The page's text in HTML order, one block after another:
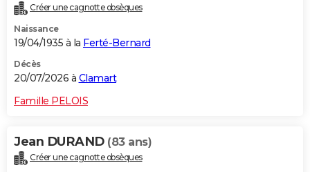
Créer une cagnotte obsèques
Naissance
19/04/1935 à la Ferté-Bernard
Décès
20/07/2026 à Clamart
Famille PELOIS
Jean DURAND (83 ans)
Créer une cagnotte obsèques